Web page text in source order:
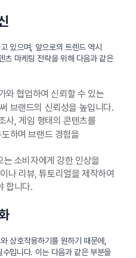
있으며, 앞으로의 트렌드 역시
츠 마케팅 전략을 위해 다음과 같은
와 협업하여 신뢰할 수 있는
브랜드의 신뢰성을 높입니다.
사, 게임 형태의 콘텐츠를
하며 브랜드 경험을
소비자에게 강한 인상을
나 리뷰, 튜토리얼을 제작하여
합니다.
상호작용하기를 원하기 때문에,
입니다. 이는 다음과 같은 부분을